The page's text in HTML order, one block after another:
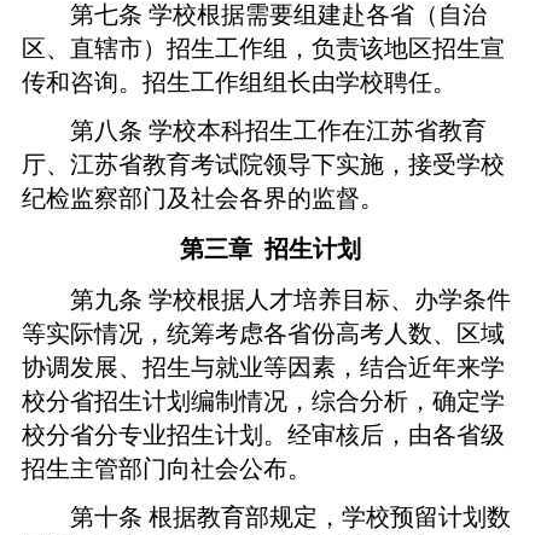
第七条 学校根据需要组建赴各省（自治
区、直辖市）招生工作组，负责该地区招生宣
传和咨询。招生工作组组长由学校聘任。
第八条 学校本科招生工作在江苏省教育
厅、江苏省教育考试院领导下实施，接受学校
纪检监察部门及社会各界的监督。
第三章 招生计划
第九条 学校根据人才培养目标、办学条件
等实际情况，统筹考虑各省份高考人数、区域
协调发展、招生与就业等因素，结合近年来学
校分省招生计划编制情况，综合分析，确定学
校分省分专业招生计划。 经审核后，由各省级
招生主管部门向社会公布。
第十条 根据教育部规定，学校预留计划数